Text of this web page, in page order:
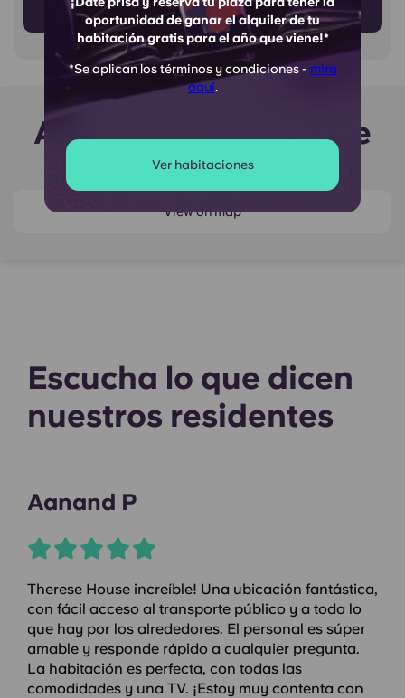
oportunidad de ganar el alquiler de tu
habitación gratis para el año que viene!*
*Se aplican los términos y condiciones - mira
aquí.
Ver habitaciones
Más información
Alrededor de Therese
House
View on map
Escucha lo que dicen
nuestros residentes
Aanand P
Therese House increíble! Una ubicación fantástica,
con fácil acceso al transporte público y a todo lo
que hay por los alrededores. El personal es súper
amable y responde rápido a cualquier pregunta.
La habitación es perfecta, con todas las
comodidades y una TV. ¡Estoy muy contenta con